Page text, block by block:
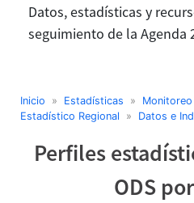
Datos, estadísticas y
seguimiento de la Agenda
Inicio » Estadísticas »
Estadístico Regional » Datos e
Perfiles
ODS